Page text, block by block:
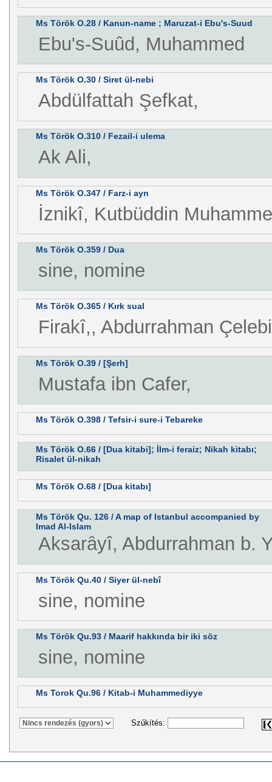
Ms Török O.28 / Kanun-name ; Maruzat-i Ebu's-Suud
Ebu's-Suûd, Muhammed
Ms Török O.30 / Siret ül-nebi
Abdülfattah Şefkat,
Ms Török O.310 / Fezail-i ulema
Ak Ali,
Ms Török O.347 / Farz-i ayn
İznikî, Kutbüddin
Ms Török O.359 / Dua
sine, nomine
Ms Török O.365 / Kırk sual
Firakî,, Abdurrahman Çelebi
Ms Török O.39 / [Şerh]
Mustafa ibn Cafer,
Ms Török O.398 / Tefsir-i sure-i Tebareke
Ms Török O.66 / [Dua kitabi]; İlm-i feraiz; Nikah kitabı;
Risalet ül-nikah
Ms Török O.68 / [Dua kitabı]
Ms Török Qu. 126 / A map of Istanbul accompanied by
Imad Al-Islam
Aksarâyî, Abdurrahman b.
Ms Török Qu.40 / Siyer ül-nebî
sine, nomine
Ms Török Qu.93 / Maarif hakkında bir iki söz
sine, nomine
Ms Torok Qu.96 / Kitab-i Muhammediyye
Szűkítés: